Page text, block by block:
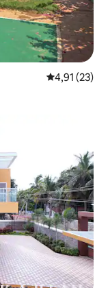
Prosječna
4,91 (23)